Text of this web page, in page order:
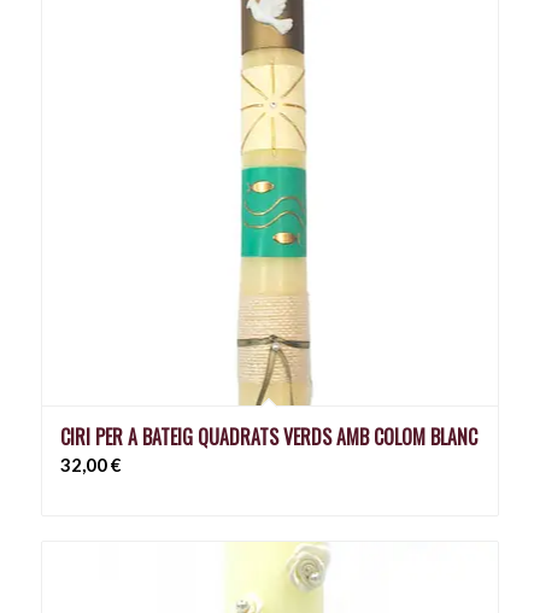
CIRI PER A BATEIG QUADRATS VERDS AMB COLOM BLANC
32,00€